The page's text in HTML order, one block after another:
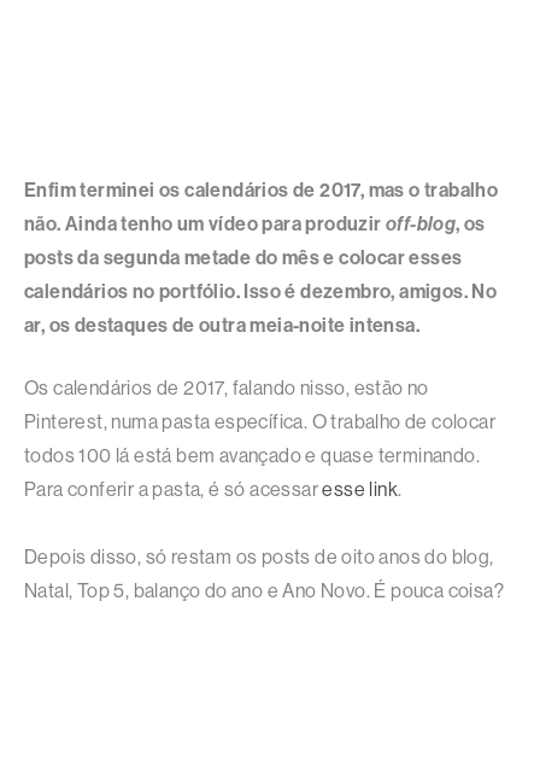
Enfim terminei os calendários de 2017, mas o trabalho
não. Ainda tenho um vídeo para produzir off-blog, os
posts da segunda metade do mês e colocar esses
calendários no portfólio. Isso é dezembro, amigos. No
ar, os destaques de outra meia-noite intensa.
Os calendários de 2017, falando nisso, estão no
Pinterest, numa pasta específica. O trabalho de colocar
todos 100 lá está bem avançado e quase terminando.
Para conferir a pasta, é só acessaresse link.
Depois disso, só restam os posts de oito anos do blog,
Natal, Top 5, balanço do ano e Ano Novo. É pouca coisa?